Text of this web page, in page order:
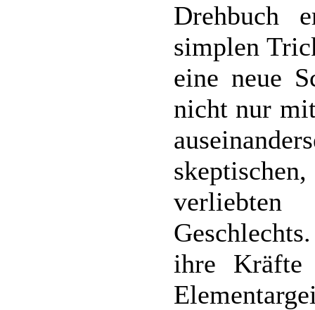
Drehbuch
simplen
eine neue
nicht nur
ihre Kräfte